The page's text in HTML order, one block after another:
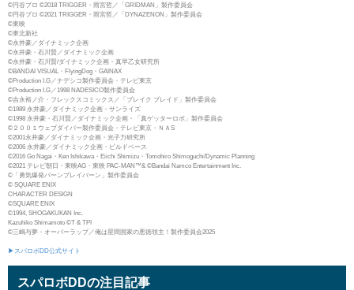
©円谷プロ ©2018 TRIGGER・雨宮哲／「GRIDMAN」製作委員会
©円谷プロ ©2021 TRIGGER・雨宮哲／「DYNAZENON」製作委員会
©東映
©東北新社
©永井豪／ダイナミック企画
©永井豪・石川賢／ダイナミック企画
©永井豪・石川賢/ダイナミック企画・真早乙女研究所
©BANDAI VISUAL・FlyingDog・GAINAX
©Production I.G／ナデシコ製作委員会・テレビ東京
©Production I.G／1998 NADESICO製作委員会
©吉永裕ノ介・フレックスコミックス／「ブレイク ブレイド」製作委員会
©1989 永井豪／ダイナミック企画・サンライズ
©1998 永井豪・石川賢／ダイナミック企画・「真ゲッターロボ」製作委員会
©２００１ウェブダイバー製作委員会・テレビ東京・ＮＡS
©2001永井豪／ダイナミック企画・光子力研究所
©2006 永井豪／ダイナミック企画・ビルドベース
©2016 Go Nagai・Ken Ishikawa・Eiichi Shimizu・Tomohiro Shimoguchi/Dynamic Planning
©2021 テレビ朝日・東映AG・東映 PAC-MAN™& ©Bandai Namco Entertainment Inc.
©「勇気爆発バーンブレイバーン」製作委員会
© SQUARE ENIX
CHARACTER DESIGN
©SQUARE ENIX
©1994, SHOGAKUKAN Inc.
Kazuhiko Shimamoto ©T & TPI
©三嶋与夢・オーバーラップ／俺は星間国家の悪徳領主！製作委員会2025
▶スパロボDD公式サイト
スパロボDDの注目記事